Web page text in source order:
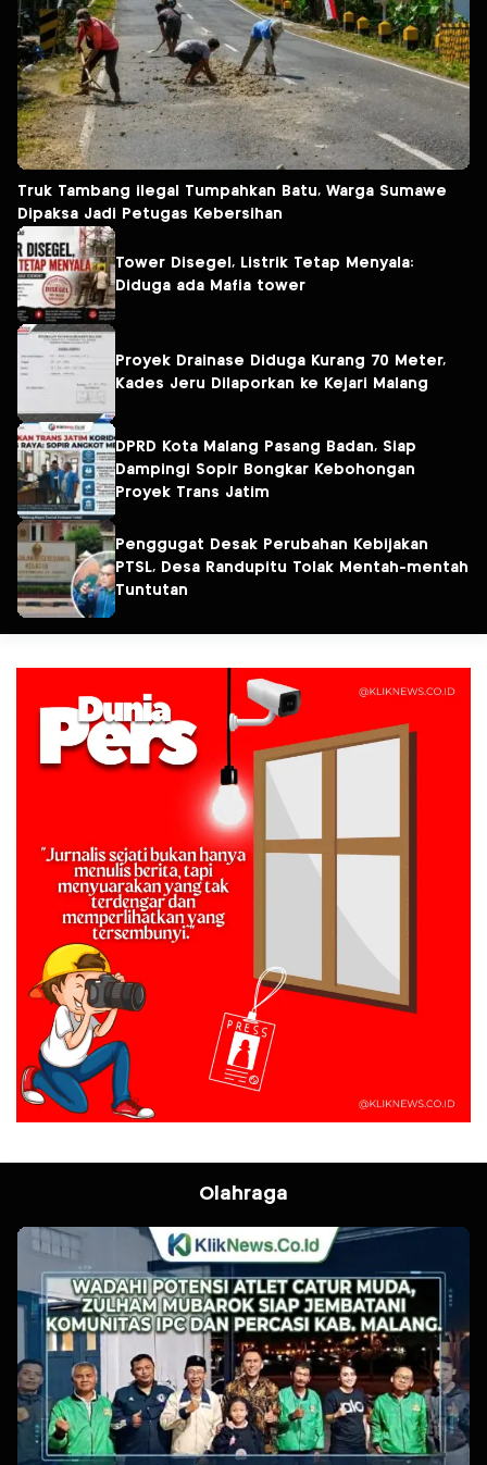
Truk Tambang ilegal Tumpahkan Batu, Warga Sumawe
Dipaksa Jadi Petugas Kebersihan
Tower Disegel, Listrik Tetap Menyala:
Diduga ada Mafia tower
Proyek Drainase Diduga Kurang 70 Meter,
Kades Jeru Dilaporkan ke Kejari Malang
DPRD Kota Malang Pasang Badan, Siap
Dampingi Sopir Bongkar Kebohongan
Proyek Trans Jatim
Penggugat Desak Perubahan Kebijakan
PTSL, Desa Randupitu Tolak Mentah-mentah
Tuntutan
Olahraga